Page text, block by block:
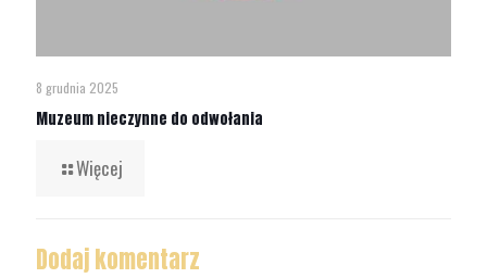
8 grudnia 2025
Muzeum nieczynne do odwołania
Więcej
Dodaj komentarz